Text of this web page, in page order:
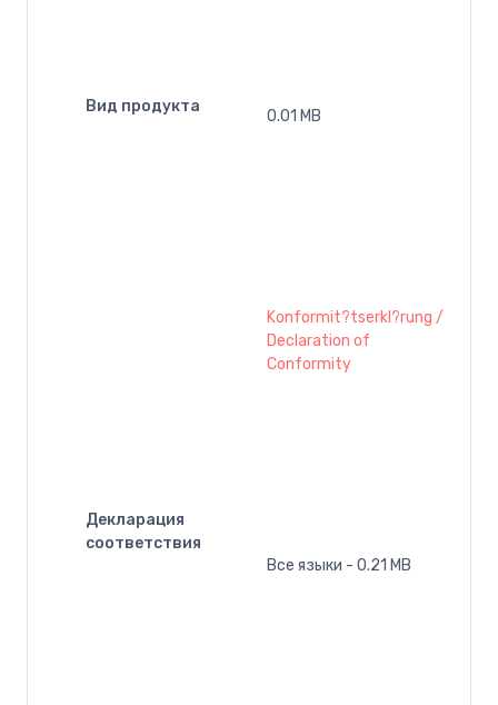
Вид продукта
0.01 MB
Декларация
соответствия
Konformit?tserkl?rung /
Declaration of
Conformity
Все языки - 0.21 MB